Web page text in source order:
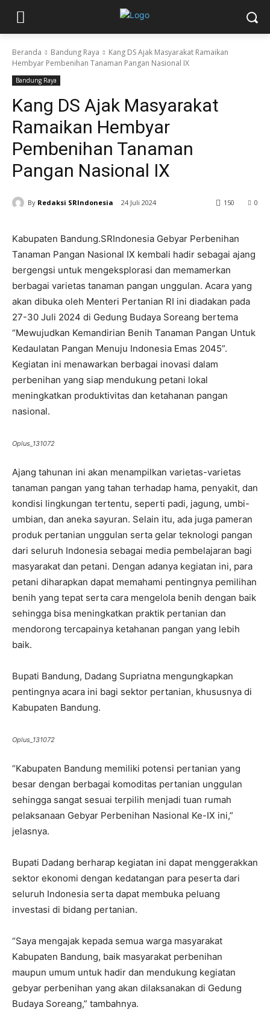
Beranda Bandung Raya
Kang DS Ajak Masyarakat Ramaikan
Hembyar Pembenihan Tanaman Pangan Nasional IX
Bandung Raya
Kang DS Ajak Masyarakat
Ramaikan Hembyar
Pembenihan Tanaman
Pangan Nasional IX
By Redaksi SRIndonesia 24 Juli 2024 0
150
Kabupaten Bandung.SRIndonesia Gebyar Perbenihan
Tanaman Pangan Nasional IX kembali hadir sebagai ajang
bergengsi untuk mengeksplorasi dan memamerkan
berbagai varietas tanaman pangan unggulan. Acara yang
akan dibuka oleh Menteri Pertanian RI ini diadakan pada
27-30 Juli 2024 di Gedung Budaya Soreang bertema
“Mewujudkan Kemandirian Benih Tanaman Pangan Untuk
Kedaulatan Pangan Menuju Indonesia Emas 2045”.
Kegiatan ini menawarkan berbagai inovasi dalam
perbenihan yang siap mendukung petani lokal
meningkatkan produktivitas dan ketahanan pangan
nasional.
Oplus_131072
Ajang tahunan ini akan menampilkan varietas-varietas
tanaman pangan yang tahan terhadap hama, penyakit, dan
kondisi lingkungan tertentu, seperti padi, jagung, umbi-
umbian, dan aneka sayuran. Selain itu, ada juga pameran
produk pertanian unggulan serta gelar teknologi pangan
dari seluruh Indonesia sebagai media pembelajaran bagi
masyarakat dan petani. Dengan adanya kegiatan ini, para
petani diharapkan dapat memahami pentingnya pemilihan
benih yang tepat serta cara mengelola benih dengan baik
sehingga bisa meningkatkan praktik pertanian dan
mendorong tercapainya ketahanan pangan yang lebih
baik.
Bupati Bandung, Dadang Supriatna mengungkapkan
pentingnya acara ini bagi sektor pertanian, khususnya di
Kabupaten Bandung.
Oplus_131072
“Kabupaten Bandung memiliki potensi pertanian yang
besar dengan berbagai komoditas pertanian unggulan
sehingga sangat sesuai terpilih menjadi tuan rumah
pelaksanaan Gebyar Perbenihan Nasional Ke-IX ini,”
jelasnya.
Bupati Dadang berharap kegiatan ini dapat menggerakkan
sektor ekonomi dengan kedatangan para peserta dari
seluruh Indonesia serta dapat membuka peluang
investasi di bidang pertanian.
“Saya mengajak kepada semua warga masyarakat
Kabupaten Bandung, baik masyarakat perbenihan
maupun umum untuk hadir dan mendukung kegiatan
gebyar perbenihan yang akan dilaksanakan di Gedung
Budaya Soreang,” tambahnya.